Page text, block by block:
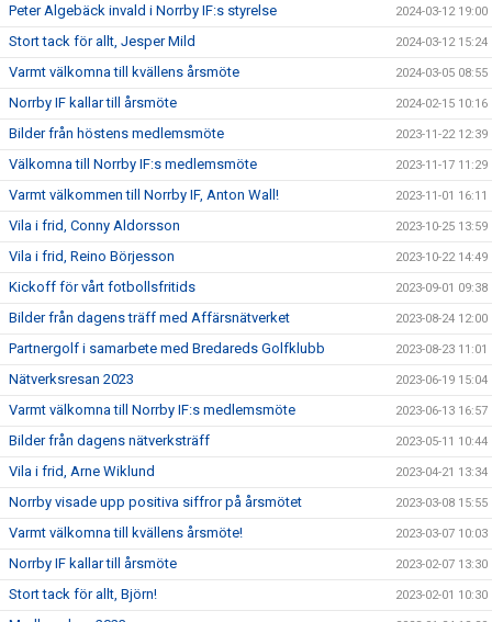
Peter Algebäck invald i Norrby IF:s styrelse 2024-03-12 19:00
Stort tack för allt, Jesper Mild 2024-03-12 15:24
Varmt välkomna till kvällens årsmöte 2024-03-05 08:55
Norrby IF kallar till årsmöte 2024-02-15 10:16
Bilder från höstens medlemsmöte 2023-11-22 12:39
Välkomna till Norrby IF:s medlemsmöte 2023-11-17 11:29
Varmt välkommen till Norrby IF, Anton Wall! 2023-11-01 16:11
Vila i frid, Conny Aldorsson 2023-10-25 13:59
Vila i frid, Reino Börjesson 2023-10-22 14:49
Kickoff för vårt fotbollsfritids 2023-09-01 09:38
Bilder från dagens träff med Affärsnätverket 2023-08-24 12:00
Partnergolf i samarbete med Bredareds Golfklubb 2023-08-23 11:01
Nätverksresan 2023 2023-06-19 15:04
Varmt välkomna till Norrby IF:s medlemsmöte 2023-06-13 16:57
Bilder från dagens nätverksträff 2023-05-11 10:44
Vila i frid, Arne Wiklund 2023-04-21 13:34
Norrby visade upp positiva siffror på årsmötet 2023-03-08 15:55
Varmt välkomna till kvällens årsmöte! 2023-03-07 10:03
Norrby IF kallar till årsmöte 2023-02-07 13:30
Stort tack för allt, Björn! 2023-02-01 10:30